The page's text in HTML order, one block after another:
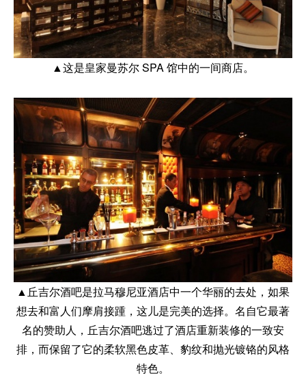
▲这是皇家曼苏尔 SPA 馆中的一间商店。
▲丘吉尔酒吧是拉马穆尼亚酒店中一个华丽的去处，如果
想去和富人们摩肩接踵，这儿是完美的选择。名自它最著
名的赞助人，丘吉尔酒吧逃过了酒店重新装修的一致安
排，而保留了它的柔软黑色皮革、豹纹和抛光镀铬的风格
特色。